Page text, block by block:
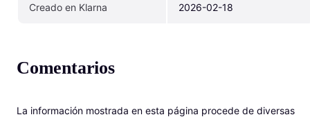
Creado en Klarna 2026-02-18
Comentarios
La información mostrada en esta página procede de diversas